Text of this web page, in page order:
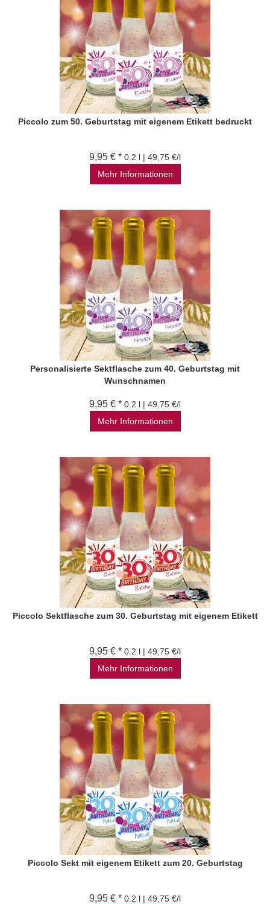
Piccolo zum 50. Geburtstag mit eigenem Etikett bedruckt
9,95 € * 0.2 l | 49,75 €/l
Mehr Informationen
Personalisierte Sektflasche zum 40. Geburtstag mit
Wunschnamen
9,95 € * 0.2 l | 49,75 €/l
Mehr Informationen
Piccolo Sektflasche zum 30. Geburtstag mit eigenem Etikett
9,95 € * 0.2 l | 49,75 €/l
Mehr Informationen
Piccolo Sekt mit eigenem Etikett zum 20. Geburtstag
9,95 € * 0.2 l | 49,75 €/l